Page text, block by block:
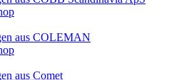
aus COLEMAN
aus Comet